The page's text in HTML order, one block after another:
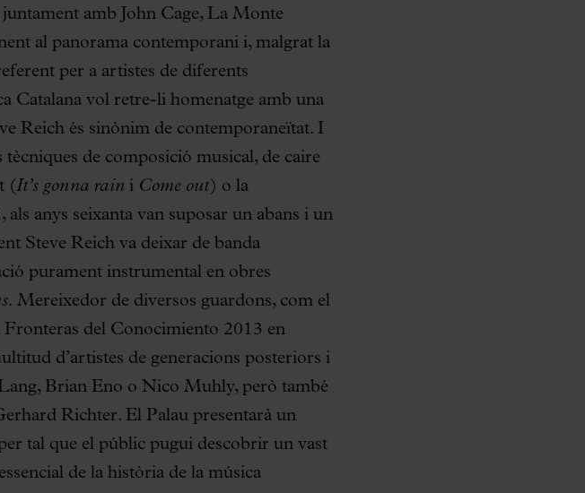
amb John Cage, La Monte
al panorama contemporani i, malgrat la
per a artistes de diferents
Catalana vol retre-li homenatge amb una
Reich és sinònim de contemporaneïtat. I
de composició musical, de caire
(It’s gonna rain i Come out) o la
als anys seixanta van suposar un abans i un
Steve Reich va deixar de banda
purament instrumental en obres
Mereixedor de diversos guardons, com el
del Conocimiento 2013 en
d’artistes de generacions posteriors i
Brian Eno o Nico Muhly, però també
Richter. El Palau presentarà un
tal que el públic pugui descobrir un vast
de la història de la música